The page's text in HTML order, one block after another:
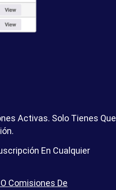
Activas. Solo Tienes Que
En Cualquier
Comisiones De